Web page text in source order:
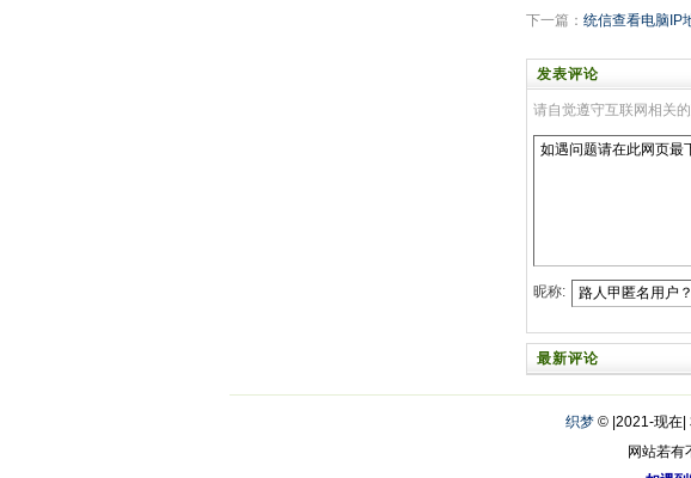
下一篇： 统信查看电脑IP
发表评论
请自觉遵守互联网相关
昵称:
最新评论
织梦 © |2021-现在|
网站若